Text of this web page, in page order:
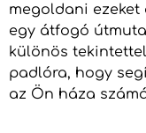
megoldani ezeket
egy átfogó
különös
padlóra, hogy
az Ön háza